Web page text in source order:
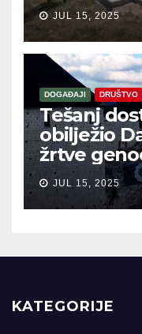
JUL 15, 2025
DOGAĐAJI DRUŠTVO
Tešanj
obilježio
žrtve
JUL 15, 2025
KATEGORIJE